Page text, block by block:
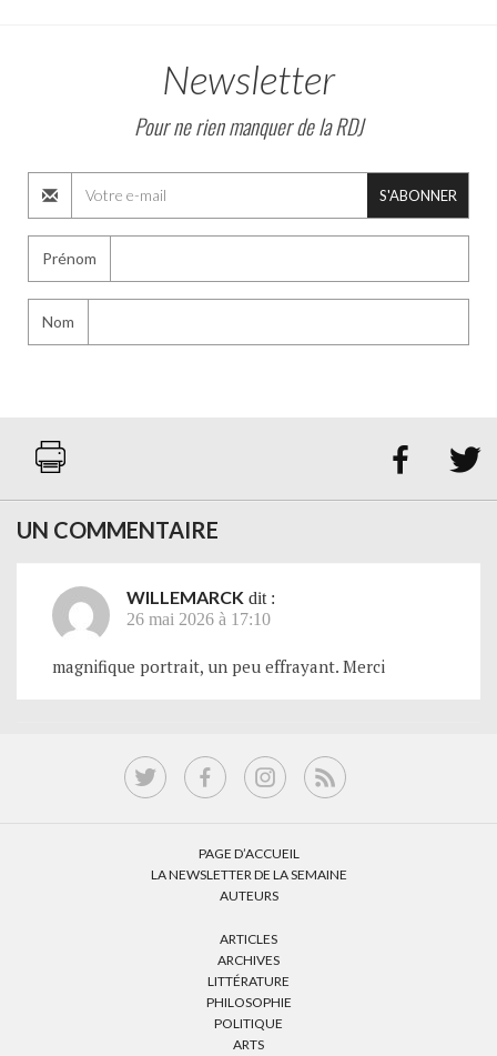
Newsletter
Pour ne rien manquer de la RDJ
S'ABONNER
Prénom
Nom
 
UN COMMENTAIRE
WILLEMARCK dit :
26 mai 2026 à 17:10
magnifique portrait, un peu effrayant. Merci
PAGE D’ACCUEIL
LA NEWSLETTER DE LA SEMAINE
AUTEURS
ARTICLES
ARCHIVES
LITTÉRATURE
PHILOSOPHIE
POLITIQUE
ARTS